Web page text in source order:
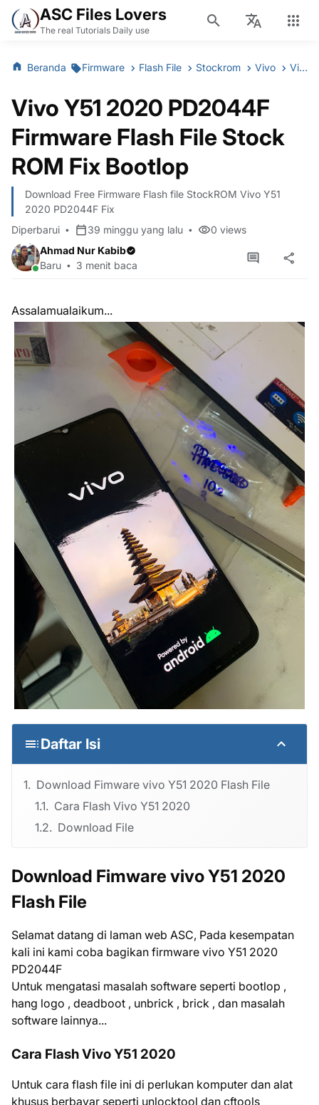
ASC Files Lovers
The real Tutorials Daily use
Beranda Firmware Flash File Stockrom Vivo Vivo Y51 2020 PD2044F Firmware Flash File Stock ROM Fix Bootlop
Vivo Y51 2020 PD2044F
Firmware Flash File Stock
ROM Fix Bootlop
Download Free Firmware Flash file StockROM Vivo Y51
2020 PD2044F Fix
Diperbarui
39 minggu yang lalu 0 views
Ahmad Nur Kabib
Baru
3 menit baca
Assalamualaikum...
Daftar Isi
Download Fimware vivo Y51 2020 Flash File
Cara Flash Vivo Y51 2020
Download File
Download Fimware vivo Y51 2020
Flash File
Selamat datang di laman web ASC, Pada kesempatan
kali ini kami coba bagikan firmware vivo Y51 2020
PD2044F
Untuk mengatasi masalah software seperti bootlop ,
hang logo , deadboot , unbrick , brick , dan masalah
software lainnya...
Cara Flash Vivo Y51 2020
Untuk cara flash file ini di perlukan komputer dan alat
khusus berbayar seperti unlocktool dan cftools